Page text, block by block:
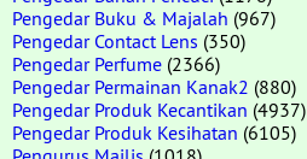
Pengedar Buku & Majalah (967)
Pengedar Contact Lens (350)
Pengedar Perfume (2366)
Pengedar Permainan Kanak2 (880)
Pengedar Produk Kecantikan (4937)
Pengedar Produk Kesihatan (6105)